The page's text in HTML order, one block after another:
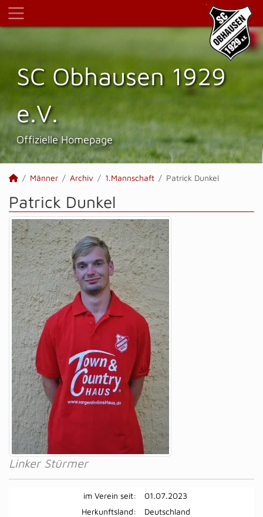
SC Obhausen 1929
e.V.
Offizielle Homepage
Männer Archiv 1.Mannschaft Patrick Dunkel
Patrick Dunkel
Linker Stürmer
im Verein seit:
01.07.2023
Herkunftsland:
Deutschland